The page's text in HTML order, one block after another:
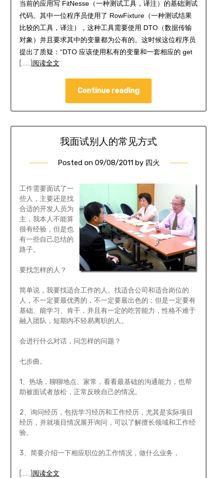
当前的应用写 FitNesse（一种测试工具，译注）的基础测试
代码。其中一位程序员使用了 RowFixture（一种测试结果
比较的工具，译注），这种工具需要使用 DTO（数据传输
对象）并且要求其中的变量都为公有的。这时候这位程序员
提出了质疑：“DTO 应该使用私有的变量和一套相应的 get
[……] 阅读全文
Continue reading
我面试别人的常见方式
Posted on 09/08/2011by 四火
工作需要面试了一
些人，主要还是找
合适的开发人员为
主，我本人不能算
很有经验，但是也
有一些自己总结的
路子。
要找怎样的人？
简单说，我要找适合工作的人。找适合公司和适合岗位的
人，不一定要最优秀的，不一定要最出色的；但是一定要有
基础、能学习、肯干，并且有一定的吃苦能力，性格不难于
融入团队，短期内不轻易离职的人。
会进行什么对话，问怎样的问题？
七步曲。
1、热场，聊聊地点、家常，看看最基础的沟通能力，也帮
助被面试者放松，正常反映自己的情况。
2、询问经历，包括学习经历和工作经历，尤其是实际项目
经历，并就项目情况展开询问，可以了解擅长领域和工作经
验。
3、简要介绍一下相应职位的工作情况，做什么业务，
[……] 阅读全文